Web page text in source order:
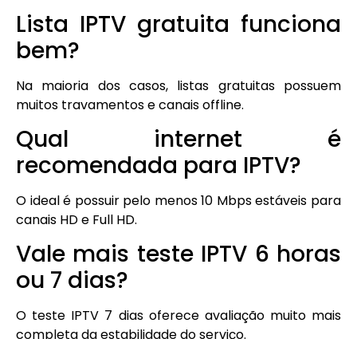
Lista IPTV gratuita funciona
bem?
Na maioria dos casos, listas gratuitas possuem
muitos travamentos e canais offline.
Qual internet é
recomendada para IPTV?
O ideal é possuir pelo menos 10 Mbps estáveis para
canais HD e Full HD.
Vale mais teste IPTV 6 horas
ou 7 dias?
O teste IPTV 7 dias oferece avaliação muito mais
completa da estabilidade do serviço.